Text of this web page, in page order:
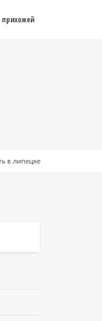
в липецке